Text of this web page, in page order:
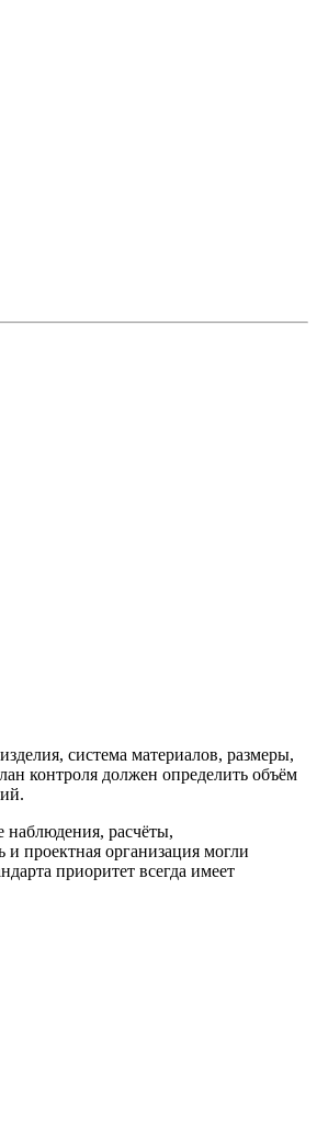
система материалов, размеры,
контроля должен определить объём
расчёты,
и проектная организация могли
приоритет всегда имеет